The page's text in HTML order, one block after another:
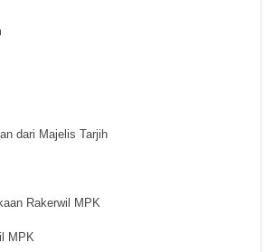
dari Majelis Tarjih
Rakerwil MPK
MPK